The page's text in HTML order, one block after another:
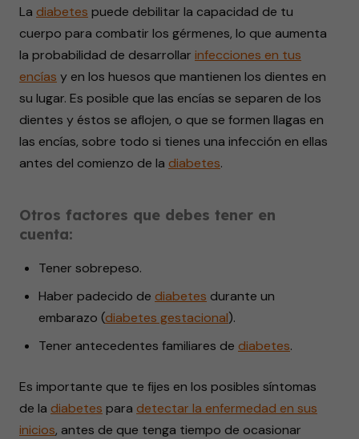
La diabetes puede debilitar la capacidad de tu
cuerpo para combatir los gérmenes, lo que aumenta
la probabilidad de desarrollar infecciones en tus
encías y en los huesos que mantienen los dientes en
su lugar. Es posible que las encías se separen de los
dientes y éstos se aflojen, o que se formen llagas en
las encías, sobre todo si tienes una infección en ellas
antes del comienzo de la diabetes.
Otros factores que debes tener en
cuenta:
Tener sobrepeso.
Haber padecido de diabetes durante un
embarazo (diabetes gestacional).
Tener antecedentes familiares de diabetes.
Es importante que te fijes en los posibles síntomas
de la diabetes para detectar la enfermedad en sus
inicios, antes de que tenga tiempo de ocasionar